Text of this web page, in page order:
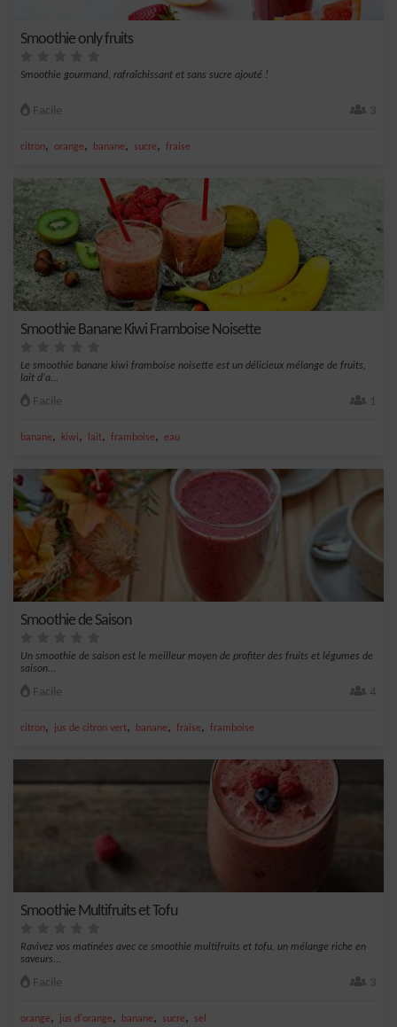
Smoothie only fruits
Smoothie gourmand, rafraîchissant et sans sucre ajouté !
Facile 3
citron, orange, banane, sucre, fraise
Smoothie Banane Kiwi Framboise Noisette
Le smoothie banane kiwi framboise noisette est un délicieux mélange de fruits,
lait d'a...
Facile 1
banane, kiwi, lait, framboise, eau
Smoothie de Saison
Un smoothie de saison est le meilleur moyen de profiter des fruits et légumes de
saison...
Facile 4
citron, jus de citron vert, banane, fraise, framboise
Smoothie Multifruits et Tofu
Ravivez vos matinées avec ce smoothie multifruits et tofu, un mélange riche en
saveurs...
Facile 3
orange, jus d'orange, banane, sucre, sel